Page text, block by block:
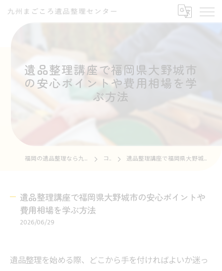
遺品整理講座で福岡県大野城市
の安心ポイントや費用相場を学
ぶ方法
福岡の遺品整理なら九州まごころ遺品整理センター コラム 遺品整理講座で福岡県大野城市の安心ポイントや費用相場を学ぶ方法
遺品整理講座で福岡県大野城市の安心ポイントや
費用相場を学ぶ方法
2026/06/29
遺品整理を始める際、どこから手を付ければよいか迷っ